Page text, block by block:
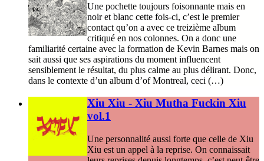
Une pochette toujours foisonnante mais en
noir et blanc cette fois-ci, c’est le premier
contact qu’on a avec ce treizième album
critiqué en nos colonnes. On a donc une
familiarité certaine avec la formation de Kevin Barnes mais on
sait aussi que ses aspirations du moment influencent
sensiblement le résultat, du plus calme au plus délirant. Donc,
dans le contexte d’un album d’of Montreal, ceci (…)
Xiu Xiu - Xiu Mutha Fuckin Xiu
vol.1
Une personnalité aussi forte que celle de Xiu
Xiu est un appel à la reprise. On connaissait